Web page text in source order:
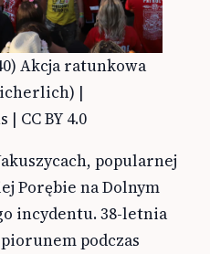
Akcja ratunkowa
|
CC BY 4.0
popularnej
Porębie na Dolnym
incydentu. 38-letnia
podczas